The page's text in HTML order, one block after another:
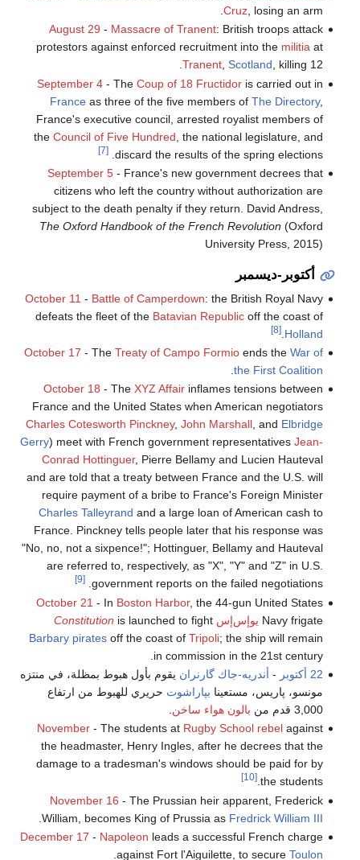
Cruz, losing an arm.
August 29 - Massacre of Tranent: British troops attack
protestors against enforced recruitment into the militia at
Tranent, Scotland , killing 12.
September 4- The Coup of 18 Fructidoris carried out in
Franceas three of the five members of The Directory,
France's executive council, arrested royalist members of
the Council of Five Hundred , the national legislature, and
discard the results of the spring elections.
[7]
September 5- France's new government decrees that
citizens who left the country without authorization are
subject to the death penalty if they return. David Andress,
The Oxford Handbook of the French Revolution (Oxford
University Press, 2015)
أكتوبر-ديسمبر
October 11 - Battle of Camperdown: the British Royal Navy
defeats the fleet of the Batavian Republicoff the coast of
Holland
.
[8]
October 17 - The Treaty of Campo Formioends the War of
the First Coalition
October 18 - The XYZ Affairinflames tensions between
France and the United States when American negotiators
Charles Cotesworth Pinckney, John Marshall, and Elbridge
Gerry) meet with French government representatives Jean-
Conrad Hottinguer, Pierre Bellamy and Lucien Hauteval
and are told that a treaty between France and the U.S. will
require payment of a bribe to France's Foreign Minister
Charles Talleyrand and a large loan of American cash to
France. Pinckney tells people later that his response was
"No, no, not a sixpence!"; Hottinguer, Bellamy and Hauteval
are referred to, respectively, as "X", "Y" and "Z" in U.S.
government reports on the failed negotiations.
[9]
October 21 - In Boston Harbor, the 44-gun United States
Navy frigate يوإس‌إس Constitution is launched to fight
Barbary piratesoff the coast of Tripoli; the ship will remain
in commission in the 21st century.
22 أكتوبر
- أندريه-جاك گارنران يقوم بأول هبوط بمظلة، في منتزه
مونسو، پاريس، مستعينا بپاراشوت حريري للهبوط من ارتفاع
3,000 قدم من
بالون هواء ساخن
November- The students at Rugby School rebelagainst
the headmaster, Henry Ingles, after he decrees that the
damage to a tradesman's windows should be paid for by
the students.
[10]
November 16 - The Prussian heir apparent, Frederick
William, becomes King of Prussia as Fredrick William III
December 17 - Napoleon leads a successful French charge
against Fort l'Aiguilette, to secure Toulon
.